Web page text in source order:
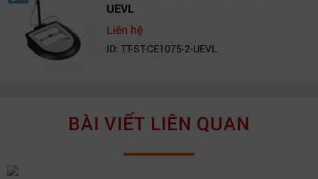
UEVL
Liên hệ
ID: TT-ST-CE1075-2-UEVL
BÀI VIẾT LIÊN QUAN